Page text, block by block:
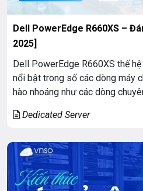
Dell PowerEdge R660XS –
2025]
Dell PowerEdge R660XS thế
nổi bật trong số các dòng máy
hào nhoáng như các dòng
và khả năng triển khai linh hoạt.
Dedicated Server